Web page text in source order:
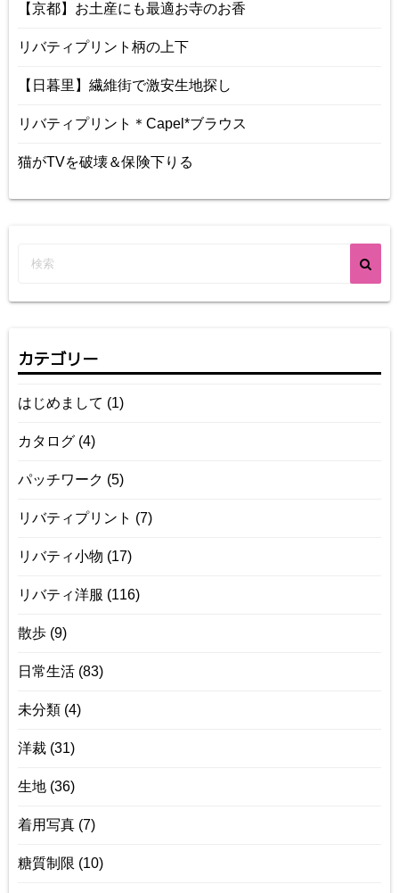
【京都】お土産にも最適お寺のお香
リバティプリント柄の上下
【日暮里】繊維街で激安生地探し
リバティプリント＊Capel*ブラウス
猫がTVを破壊＆保険下りる
カテゴリー
はじめまして (1)
カタログ (4)
パッチワーク (5)
リバティプリント (7)
リバティ小物 (17)
リバティ洋服 (116)
散歩 (9)
日常生活 (83)
未分類 (4)
洋裁 (31)
生地 (36)
着用写真 (7)
糖質制限 (10)